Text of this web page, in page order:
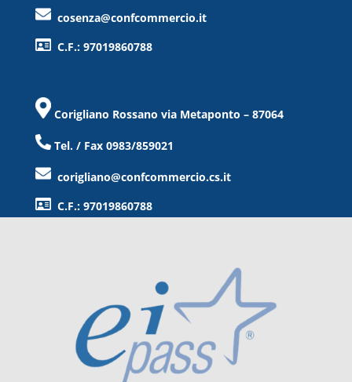
cosenza@confcommercio.it
C.F.: 97019860788
Corigliano Rossano via Metaponto – 87064
Tel. / Fax 0983/859021
corigliano@confcommercio.cs.it
C.F.: 97019860788